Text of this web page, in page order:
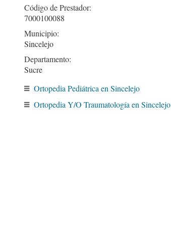
Código de Prestador:
7000100088
Municipio:
Sincelejo
Departamento:
Sucre
Ortopedia Pediátrica en Sincelejo
Ortopedia Y/O Traumatología en Sincelejo